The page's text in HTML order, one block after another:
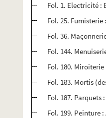
Fol. 1. Electricité :
Fol. 25. Fumisterie
Fol. 36.
Fol. 144.
Fol. 180. Miroiterie
Fol. 183. Mortis
Fol. 187. Parquets
Fol. 199. Peinture